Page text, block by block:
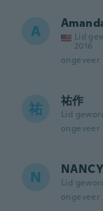
A
Lid
2016
ongeveer
祐 祐作
Lid
ongeveer
N NANCY
Lid
ongeveer